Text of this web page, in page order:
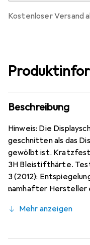
Kostenloser Versand
Beschreibung
Hinweis: Die
geschnitten als das
gewölbt ist.
3H Bleistifthärte.
3 (2012):
namhafter Hersteller
gut. Bewusst kleiner
rückstandsfrei zu
Mehr anzeigen